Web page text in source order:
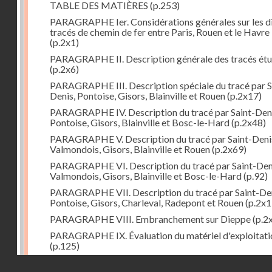
TABLE DES MATIÈRES (p.253)
PARAGRAPHE Ier. Considérations générales sur les
tracés de chemin de fer entre Paris, Rouen et le Havre
(p.2x1)
PARAGRAPHE II. Description générale des tracés
(p.2x6)
PARAGRAPHE III. Description spéciale du tracé par
Denis, Pontoise, Gisors, Blainville et Rouen(p.2x17)
PARAGRAPHE IV. Description du tracé par Saint-
Pontoise, Gisors, Blainville et Bosc-le-Hard(p.2x48)
PARAGRAPHE V. Description du tracé par Saint-
Valmondois, Gisors, Blainville et Rouen(p.2x69)
PARAGRAPHE VI. Description du tracé par Saint-
Valmondois, Gisors, Blainville et Bosc-le-Hard(p.92)
PARAGRAPHE VII. Description du tracé par Saint-
Pontoise, Gisors, Charleval, Radepont et Rouen
PARAGRAPHE VIII. Embranchement sur Dieppe
PARAGRAPHE IX. Évaluation du matériel
(p.125)